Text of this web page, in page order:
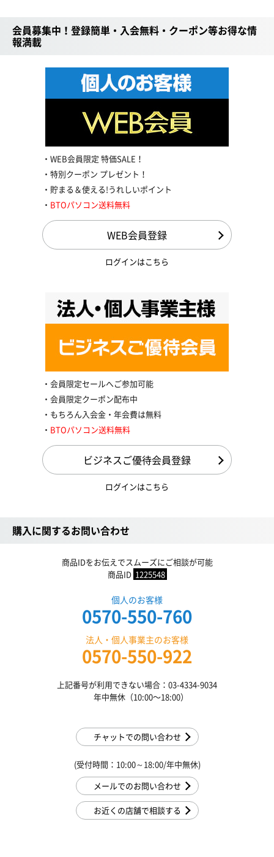
会員募集中！登録簡単・入会無料・クーポン等お得な情
報満載
WEB会員限定 特価SALE！
特別クーポン プレゼント！
貯まる＆使える!うれしいポイント
BTOパソコン送料無料
WEB会員登録
ログインはこちら
会員限定セールへご参加可能
会員限定クーポン配布中
もちろん入会金・年会費は無料
BTOパソコン送料無料
ビジネスご優待会員登録
ログインはこちら
購入に関するお問い合わせ
商品IDをお伝えでスムーズにご相談が可能
商品ID 1225548
個人のお客様
0570-550-760
法人・個人事業主のお客様
0570-550-922
上記番号が利用できない場合：03-4334-9034
年中無休（10:00〜18:00）
チャットでの問い合わせ
(受付時間：10:00～18:00/年中無休)
メールでのお問い合わせ
お近くの店舗で相談する